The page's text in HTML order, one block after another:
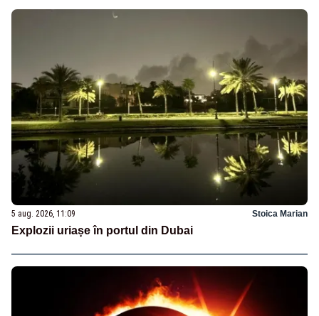
5 aug. 2026, 11:09 Stoica Marian
Explozii uriașe în portul din Dubai